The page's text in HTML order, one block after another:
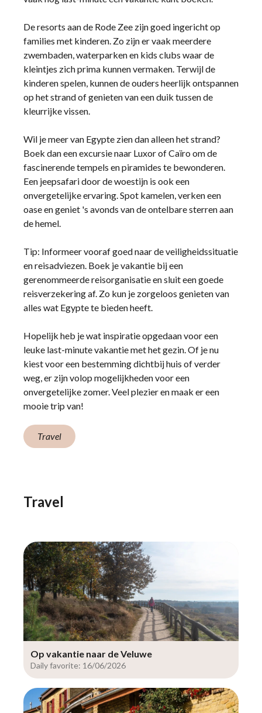
De resorts aan de Rode Zee zijn goed ingericht op
families met kinderen. Zo zijn er vaak meerdere
zwembaden, waterparken en kids clubs waar de
kleintjes zich prima kunnen vermaken. Terwijl de
kinderen spelen, kunnen de ouders heerlijk ontspannen
op het strand of genieten van een duik tussen de
kleurrijke vissen.
Wil je meer van Egypte zien dan alleen het strand?
Boek dan een excursie naar Luxor of Caïro om de
fascinerende tempels en piramides te bewonderen.
Een jeepsafari door de woestijn is ook een
onvergetelijke ervaring. Spot kamelen, verken een
oase en geniet 's avonds van de ontelbare sterren aan
de hemel.
Tip: Informeer vooraf goed naar de veiligheidssituatie
en reisadviezen. Boek je vakantie bij een
gerenommeerde reisorganisatie en sluit een goede
reisverzekering af. Zo kun je zorgeloos genieten van
alles wat Egypte te bieden heeft.
Hopelijk heb je wat inspiratie opgedaan voor een
leuke last-minute vakantie met het gezin. Of je nu
kiest voor een bestemming dichtbij huis of verder
weg, er zijn volop mogelijkheden voor een
onvergetelijke zomer. Veel plezier en maak er een
mooie trip van!
Travel
Travel
Op vakantie naar de Veluwe
Daily favorite: 16/06/2026